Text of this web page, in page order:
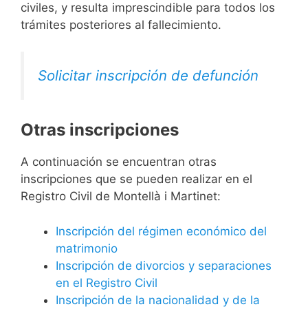
civiles, y resulta imprescindible para todos los
trámites posteriores al fallecimiento.
Solicitar inscripción de defunción
Otras inscripciones
A continuación se encuentran otras
inscripciones que se pueden realizar en el
Registro Civil de Montellà i Martinet:
Inscripción del régimen económico del
matrimonio
Inscripción de divorcios y separaciones
en el Registro Civil
Inscripción de la nacionalidad y de la